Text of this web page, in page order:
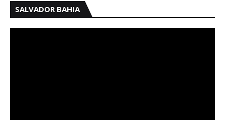
SALVADOR BAHIA